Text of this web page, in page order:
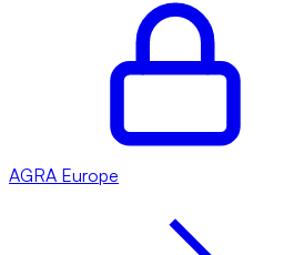
AGRA Europe